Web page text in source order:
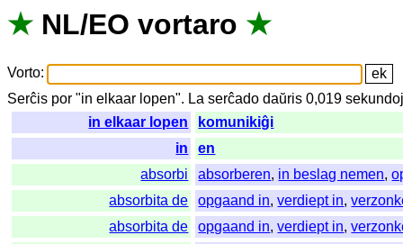
★ NL/EO vortaro ★
Vorto:
Serĉis por "in elkaar lopen". La serĉado daŭris 0,019
in elkaar lopen
komunikiĝi
in
en
absorbi
absorberen, in beslag nemen,
absorbita de
opgaand in,verdiept in,
absorbita de
opgaand in,verdiept in,